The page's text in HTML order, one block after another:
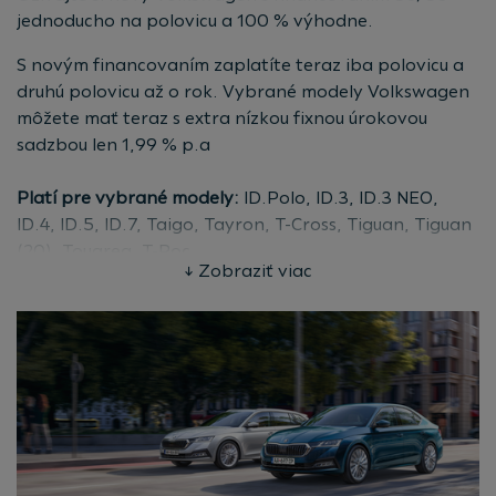
klienta: 162 175,80 EUR, celková suma, ktorú musí
miera nákladov (RPMN): 13,41%.
Ročná percentuálna miera nákladov (RPMN) vyjadruje
celkové náklady klienta spojené so spotrebiteľským
spotrebiteľského úveru.
alebo vyhľadajte najbližšieho
jednoducho na polovicu a 100 % výhodne.
S novým financovaním zaplatíte teraz iba polovicu a
druhú polovicu až o rok. Vybrané modely Volkswagen
môžete mať teraz s extra nízkou fixnou úrokovou
sadzbou len 1,99 % p.a
Platí pre vybrané modely: ID.Polo, ID.3, ID.3 NEO,
ID.4, ID.5, ID.7, Taigo, Tayron, T-Cross, Tiguan, Tiguan
Dĺžka financovania:12 mesiacov
Akontácia:
Výhodný úrok:
1,99 %
Pre fyzické aj právnické osoby
Poistenie:Povinné zmluvné poistenie a havarijné
poistenie v splátkach s možnosťou uzatvoriť poistenie
finančnej straty (GAP)
↓ Zobraziť viac